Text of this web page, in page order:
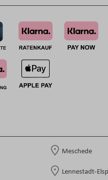
Meschede
Lennestadt-